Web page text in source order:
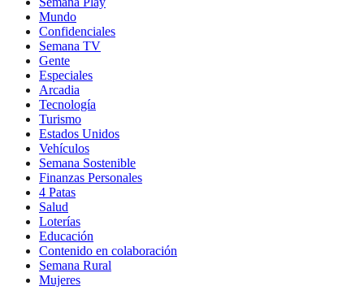
Mundo
Confidenciales
Semana TV
Gente
Especiales
Arcadia
Tecnología
Turismo
Estados Unidos
Vehículos
Semana Sostenible
Finanzas Personales
4 Patas
Salud
Loterías
Educación
Contenido en colaboración
Semana Rural
Mujeres